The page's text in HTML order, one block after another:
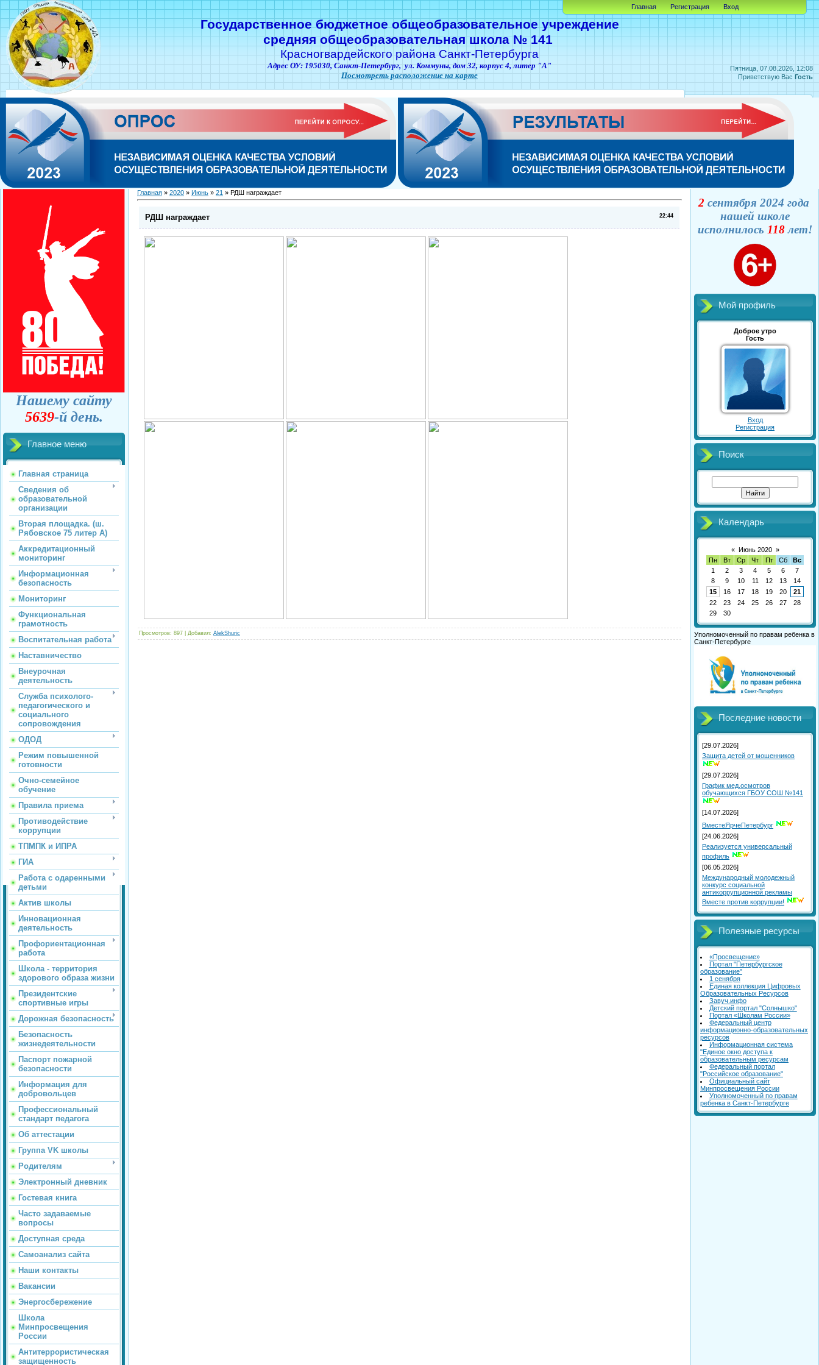
Пятница, 07.08.2026, 12:08
Приветствую Вас Гость
Государственное бюджетное общеобразовательное учреждение
средняя общеобразовательная школа № 141
Красногвардейского района Санкт-Петербурга
Адрес ОУ: 195030, Санкт-Петербург, ул. Коммуны, дом 32, корпус 4, литер "А"
Посмотреть расположение на карте
Главная Регистрация Вход
Нашему сайту
5639-й день.
Главное меню
Главная страница
Сведения об
образовательной
организации
Вторая площадка. (ш.
Рябовское 75 литер А)
Аккредитационный
мониторинг
Информационная
безопасность
Мониторинг
Функциональная
грамотность
Воспитательная работа
Наставничество
Внеурочная
деятельность
Служба психолого-
педагогического и
социального
сопровождения
ОДОД
Режим повышенной
готовности
Очно-семейное
обучение
Правила приема
Противодействие
коррупции
ТПМПК и ИПРА
ГИА
Работа с одаренными
детьми
Актив школы
Инновационная
деятельность
Профориентационная
работа
Школа - территория
здорового образа жизни
Президентские
спортивные игры
Дорожная безопасность
Безопасность
жизнедеятельности
Паспорт пожарной
безопасности
Информация для
добровольцев
Профессиональный
стандарт педагога
Об аттестации
Группа VK школы
Родителям
Электронный дневник
Гостевая книга
Часто задаваемые
вопросы
Доступная среда
Самоанализ сайта
Наши контакты
Вакансии
Энергосбережение
Школа
Минпросвещения
России
Антитеррористическая
защищенность
Главная » 2020 » Июнь » 21 » РДШ награждает
22:44
РДШ награждает
Просмотров: 897 | Добавил: AlekShuric
2 сентября 2024 года
нашей школе
исполнилось 118лет!
Мой профиль
Доброе утро
Гость
Вход
Регистрация
Поиск
Календарь
« Июнь 2020 »
Пн
Вт Ср Чт Пт Сб
Вс
1
2 3 4 5 6
7
8
9 10 11 12 13
14
15
16 17 18 19 20
21
22
23 24 25 26 27
28
29
30
Уполномоченный по правам ребенка в
Санкт-Петербурге
Последние новости
[29.07.2026]
Защита детей от мошенников
[29.07.2026]
График мед.осмотров
обучающихся ГБОУ СОШ №141
[14.07.2026]
ВместеЯрчеПетербург
[24.06.2026]
Реализуется универсальный
профиль
[06.05.2026]
Международный молодежный
конкурс социальной
антикоррупционной рекламы
Вместе против коррупции!
Полезные ресурсы
«Просвещение»
Портал "Петербургское
образование"
1 сенября
Единая коллекция Цифровых
Образовательных Ресурсов
Завуч.инфо
Детский портал "Солнышко"
Портал «Школам России»
Федеральный центр
информационно-образовательных
ресурсов
Информационная система
"Единое окно доступа к
образовательным ресурсам
Федеральный портал
"Российское образование"
Официальный сайт
Минпросвещения России
Уполномоченный по правам
ребенка в Санкт-Петербурге